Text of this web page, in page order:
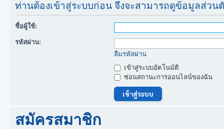
ท่านต้องเข้าสู่ระบบก่อน จึงจะสามารถดูข้อมูลส่วน
ชื่อผู้ใช้:
รหัสผ่าน:
ลืมรหัสผ่าน
เข้าสู่ระบบอัตโนมัติ
ซ่อนสถานะการออนไลน์ของฉัน
สมัครสมาชิก